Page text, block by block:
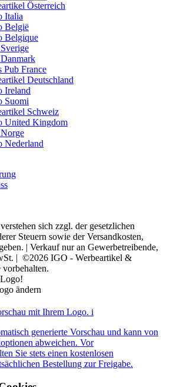
Österreich
Italia
België
Belgique
Pub France
Deutschland
Ireland
Suomi
Schweiz
United Kingdom
Nederland
sich zzgl. der gesetzlichen
Steuern sowie der Versandkosten,
| Verkauf nur an Gewerbetreibende,
| ©2026 IGO - Werbeartikel &
ändern
mit Ihrem Logo. i
generierte Vorschau und kann von
abweichen. Vor
Sie stets einen kostenlosen
Bestellung zur Freigabe.